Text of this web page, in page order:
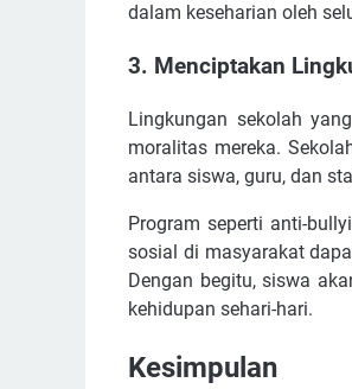
dalam keseharian oleh
3. Menciptakan
Lingkungan sekolah
moralitas mereka.
antara siswa, guru, dan
Program seperti anti-
sosial di masyarakat
Dengan begitu, siswa
kehidupan sehari-hari.
Kesimpulan